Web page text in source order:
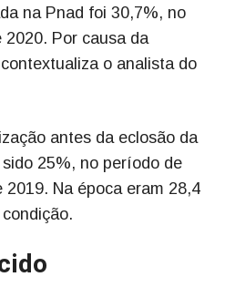
na Pnad foi 30,7%, no
Por causa da
o analista do
antes da eclosão da
25%, no período de
Na época eram 28,4